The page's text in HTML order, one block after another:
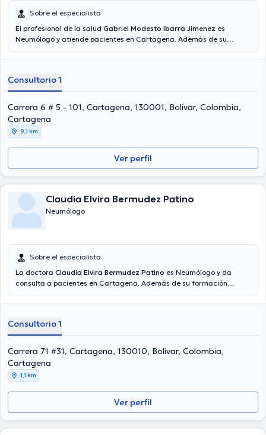
Sobre el especialista
El profesional de la salud Gabriel Modesto Ibarra Jimenez es
Neumólogo y atiende pacientes en Cartagena. Además de su
experiencia en su área de especialidad. El Dr. tiene numerosos años
manera, él se ha desempeñado como miembro de diversas
asociaciones médicas. Gabriel Modesto Ibarra Jimenez ha
cooperado en múltiples conferencias con el fin de tener una
formación continua en su temática de especialización y ha
compartido importantes publicaciones. Finalmente, el especialista
puede hablar en Español.
Consultorio 1
Carrera 6 # 5 - 101, Cartagena, 130001, Bolívar, Colombia,
Cartagena
9,1 km
Ver perfil
Claudia Elvira Bermudez Patino
Neumólogo
Sobre el especialista
La doctora Claudia Elvira Bermudez Patino es Neumólogo y da
consulta a pacientes en Cartagena. Además de su formación
experiencia en su área de especialidad. La Dra. tiene numerosos
tiempo, ella se ha desempeñado como miembro de diversas
asociaciones médicas. Claudia Elvira Bermudez Patino ha formado
parte en innumerables conferencias con el ideal de tener una
formación continua en su ámbito de especialización y ha publicado
diferentes comunicados. La consulta se puede realizar en Español.
Consultorio 1
Carrera 71 #31, Cartagena, 130010, Bolívar, Colombia,
Cartagena
1,1 km
Ver perfil